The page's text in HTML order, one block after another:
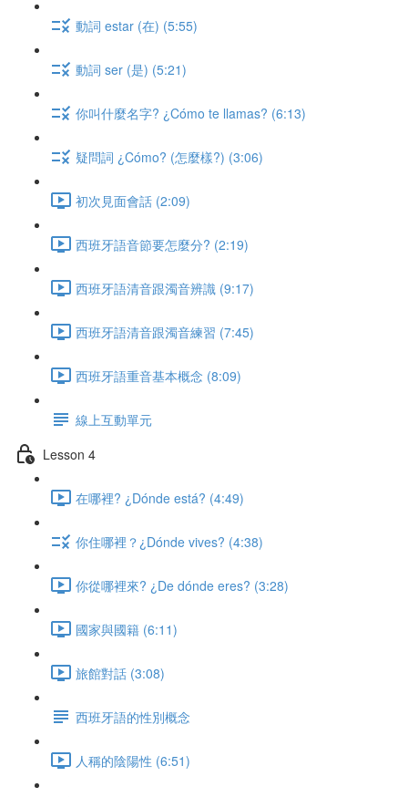
動詞 estar (在) (5:55)
動詞 ser (是) (5:21)
你叫什麼名字? ¿Cómo te llamas? (6:13)
疑問詞 ¿Cómo? (怎麼樣?) (3:06)
初次見面會話 (2:09)
西班牙語音節要怎麼分? (2:19)
西班牙語清音跟濁音辨識 (9:17)
西班牙語清音跟濁音練習 (7:45)
西班牙語重音基本概念 (8:09)
線上互動單元
Lesson 4
在哪裡? ¿Dónde está? (4:49)
你住哪裡？¿Dónde vives? (4:38)
你從哪裡來? ¿De dónde eres? (3:28)
國家與國籍 (6:11)
旅館對話 (3:08)
西班牙語的性別概念
人稱的陰陽性 (6:51)